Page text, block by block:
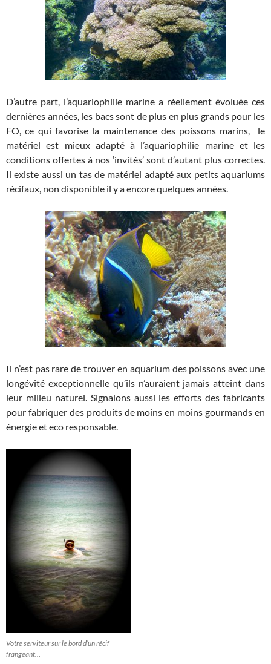
D’autre part, l’aquariophilie marine a réellement évoluée ces
dernières années, les bacs sont de plus en plus grands pour les
FO, ce qui favorise la maintenance des poissons marins, le
matériel est mieux adapté à l’aquariophilie marine et les
conditions offertes à nos ‘invités’ sont d’autant plus correctes.
Il existe aussi un tas de matériel adapté aux petits aquariums
récifaux, non disponible il y a encore quelques années.
Il n’est pas rare de trouver en aquarium des poissons avec une
longévité exceptionnelle qu’ils n’auraient jamais atteint dans
leur milieu naturel. Signalons aussi les efforts des fabricants
pour fabriquer des produits de moins en moins gourmands en
énergie et eco responsable.
Votre serviteur sur le bord d’un récif
frangeant…